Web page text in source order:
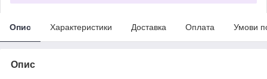
Опис Характеристики Доставка Оплата Умови
Опис